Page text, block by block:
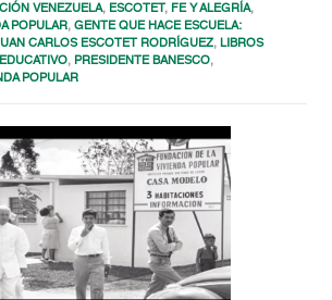
VENEZUELA, ESCOTET, FE Y ALEGRÍA,
POPULAR,GENTE QUE HACE ESCUELA:
CARLOS ESCOTET RODRÍGUEZ,LIBROS
, PRESIDENTE BANESCO,
POPULAR